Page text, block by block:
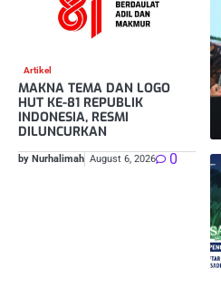
Artikel
MAKNA TEMA DAN LOGO
HUT KE-81 REPUBLIK
INDONESIA, RESMI
DILUNCURKAN
by Nurhalimah August 6, 2026 0